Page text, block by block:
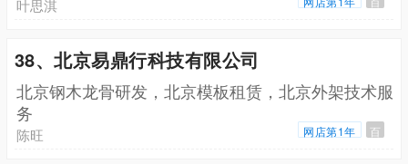
叶思淇
38、北京易鼎行科技有限公司
北京钢木龙骨研发，北京模板租赁，北京外架技术服
务
陈旺 网店第1年 百